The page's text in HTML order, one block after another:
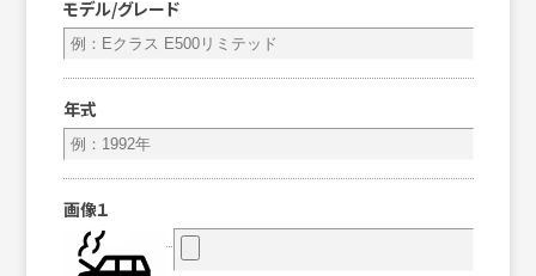
モデル/グレード
年式
画像１